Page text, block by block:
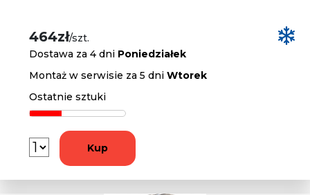
464zł/szt.
Dostawa za 4 dni Poniedziałek
Montaż w serwisie za 5 dniWtorek
Ostatnie sztuki
Kup